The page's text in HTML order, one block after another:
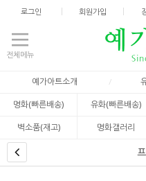
로그인 회원가입
전체메뉴
예가아트소개
명화(빠른배송)
유화(빠른배송)
벽소품(재고)
명화갤러리